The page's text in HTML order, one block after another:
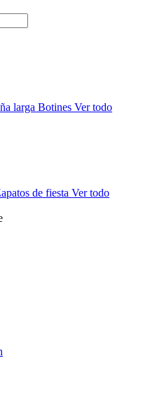
larga Botines Ver todo
de fiesta Ver todo